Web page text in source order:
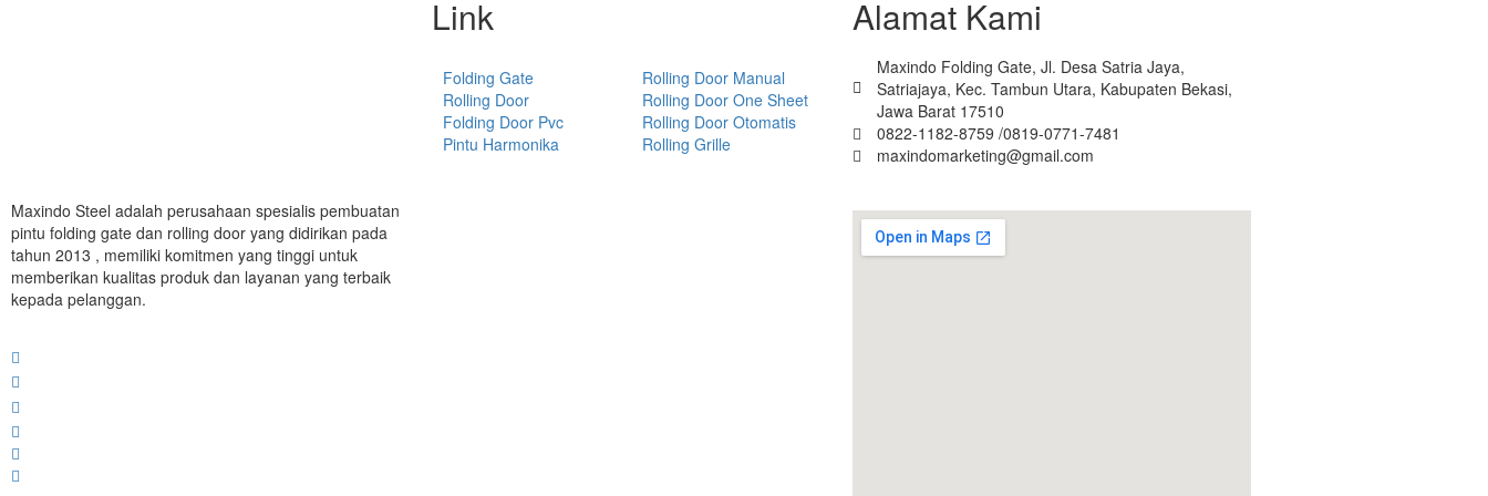
Maxindo Steel adalah perusahaan spesialis pembuatan
pintu folding gate dan rolling door yang didirikan pada
tahun 2013 , memiliki komitmen yang tinggi untuk
memberikan kualitas produk dan layanan yang terbaik
kepada pelanggan.
Link
Folding Gate
Rolling Door
Folding Door Pvc
Pintu Harmonika
Rolling Door Manual
Rolling Door One Sheet
Rolling Door Otomatis
Rolling Grille
Alamat Kami
Maxindo Folding Gate, Jl. Desa Satria Jaya,
Satriajaya, Kec. Tambun Utara, Kabupaten Bekasi,
Jawa Barat 17510
0822-1182-8759 /0819-0771-7481
maxindomarketing@gmail.com